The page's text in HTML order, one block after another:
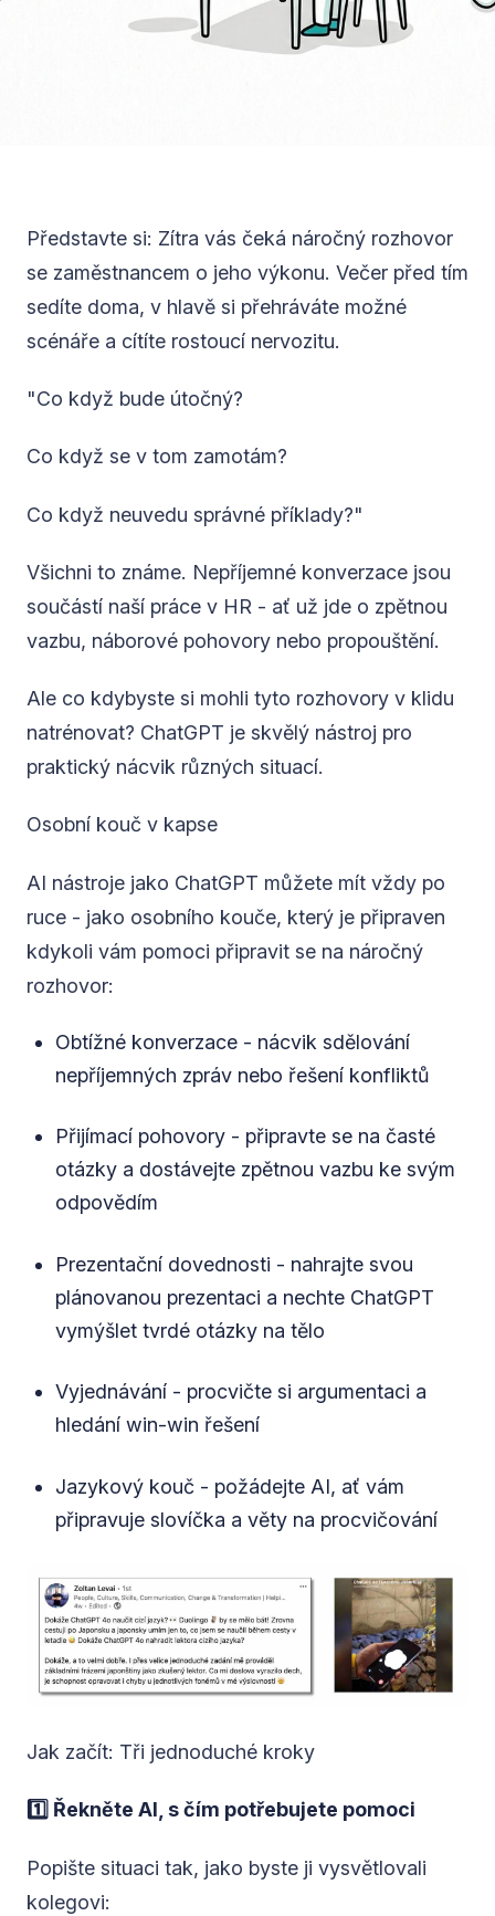
Představte si: Zítra vás čeká náročný rozhovor
se zaměstnancem o jeho výkonu. Večer před tím
sedíte doma, v hlavě si přehráváte možné
scénáře a cítíte rostoucí nervozitu.
"Co když bude útočný?
Co když se v tom zamotám?
Co když neuvedu správné příklady?"
Všichni to známe. Nepříjemné konverzace jsou
součástí naší práce v HR - ať už jde o zpětnou
vazbu, náborové pohovory nebo propouštění.
Ale co kdybyste si mohli tyto rozhovory v klidu
natrénovat? ChatGPT je skvělý nástroj pro
praktický nácvik různých situací.
Osobní kouč v kapse
AI nástroje jako ChatGPT můžete mít vždy po
ruce - jako osobního kouče, který je připraven
kdykoli vám pomoci připravit se na náročný
rozhovor:
Obtížné konverzace - nácvik sdělování
nepříjemných zpráv nebo řešení konfliktů
Přijímací pohovory - připravte se na časté
otázky a dostávejte zpětnou vazbu ke svým
odpovědím
Prezentační dovednosti - nahrajte svou
plánovanou prezentaci a nechte ChatGPT
vymýšlet tvrdé otázky na tělo
Vyjednávání - procvičte si argumentaci a
hledání win-win řešení
Jazykový kouč - požádejte AI, ať vám
připravuje slovíčka a věty na procvičování
Jak začít: Tři jednoduché kroky
1️⃣ Řekněte AI, s čím potřebujete pomoci
Popište situaci tak, jako byste ji vysvětlovali
kolegovi: